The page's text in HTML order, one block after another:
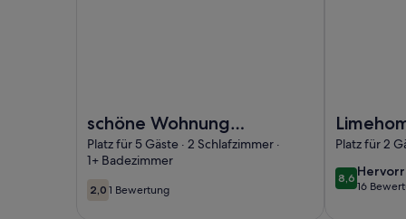
schöne Wohnung
bis zu 5 Personen
Platz für 5 Gäste · 2 Schlafzimmer ·
1+ Badezimmer
2,02,0 von 10
1 Bewertung
(1
Center
Platz für 2
8,68,6 von 10
16
(16